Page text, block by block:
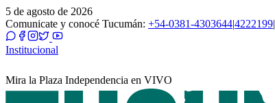
5 de agosto de 2026
Comunicate y conocé Tucumán: +54-0381-4303644|4222199|
Institucional
Mira la Plaza Independencia en VIVO